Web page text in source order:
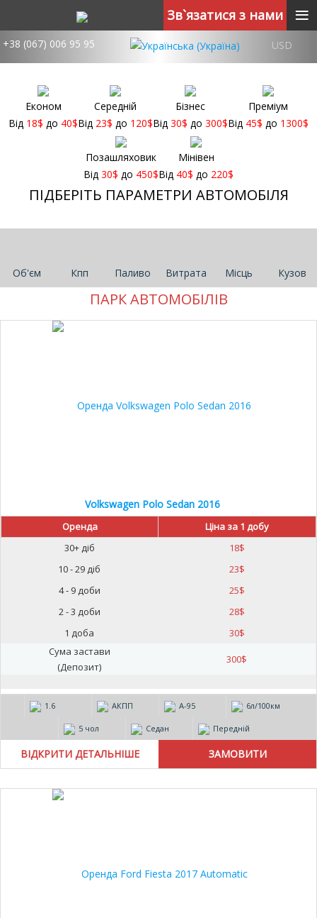
+38 (067) 006 95 95 USD
Економ
Від 18$ до 40$
Середній
Від 23$ до 120$
Бізнес
Від 30$ до 300$
Преміум
Від 45$ до 1300$
Позашляховик
Від 30$ до 450$
Мінівен
Від 40$ до 220$
ПІДБЕРІТЬ ПАРАМЕТРИ АВТОМОБІЛЯ
Об'єм Кпп Паливо Витрата Місць Кузов
ПАРК АВТОМОБІЛІВ
Volkswagen Polo Sedan 2016
Оренда
Ціна за 1 добу
30+ діб
18$
10 - 29 діб
23$
4 - 9 доби
25$
2 - 3 доби
28$
1 доба
30$
Сума застави
(Депозит)
300$
1.6 АКПП А-95 6л/100км
5 чол Седан Передній
ВІДКРИТИ ДЕТАЛЬНІШЕ
Зв`язатися з нами ≡